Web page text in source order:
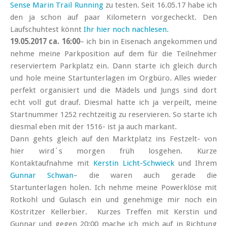
Sense Marin Trail Runningzu testen. Seit 16.05.17 habe ich
den ja schon auf paar Kilometern vorgecheckt. Den
Laufschuhtest könnt Ihr hier noch nachlesen.
19.05.2017 ca. 16:00– ich bin in Eisenach angekommen und
nehme meine Parkposition auf dem für die Teilnehmer
reserviertem Parkplatz ein. Dann starte ich gleich durch
und hole meine Startunterlagen im Orgbüro. Alles wieder
perfekt organisiert und die Mädels und Jungs sind dort
echt voll gut drauf. Diesmal hatte ich ja verpeilt, meine
Startnummer 1252 rechtzeitig zu reservieren. So starte ich
diesmal eben mit der 1516- ist ja auch markant.
Dann gehts gleich auf den Marktplatz ins Festzelt- von
hier wird´s morgen früh losgehen. Kurze
Kontaktaufnahme mit Kerstin Licht-Schwieck und Ihrem
Gunnar Schwan– die waren auch gerade die
Startunterlagen holen. Ich nehme meine Powerklöse mit
Rotkohl und Gulasch ein und genehmige mir noch ein
Köstritzer Kellerbier. Kurzes Treffen mit Kerstin und
Gunnar und gegen 20:00 mache ich mich auf in Richtung